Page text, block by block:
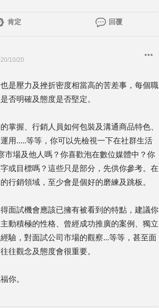
肯定 回覆
10/20
是壓力及挫折密度相當高的苦差事，每個職
否明確及態度是否堅定。
掌握、行銷人員如何包裝及溝通商品特色、
用.....等等，你可以先檢視一下在社群生活
市場及他人嗎？你喜歡泡在數位媒體中？你
或目標嗎？這些只是部分，先供你參考。在
行銷領域，至少會是個好的磨練及跳板。
面試機會應該已擁有被看到的特點，建議你
動積極的性格、曾經成功推廣的案例、獨立
驗，對面試公司市場的觀察...等等，甚至面
往觀念及態度會很重要。
你。